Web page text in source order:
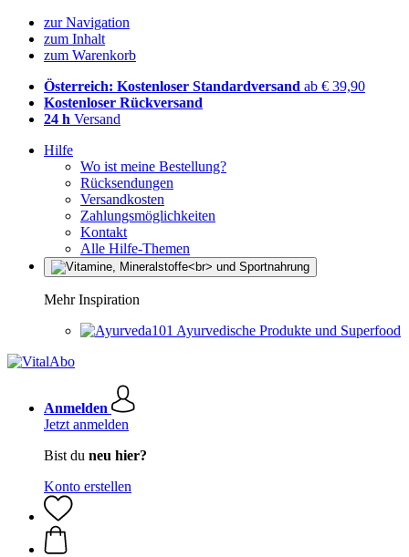
zur Navigation
zum Inhalt
zum Warenkorb
Österreich: Kostenloser Standardversand ab € 39,90
Kostenloser Rückversand
24 h Versand
Hilfe
Wo ist meine Bestellung?
Rücksendungen
Versandkosten
Zahlungsmöglichkeiten
Kontakt
Alle Hilfe-Themen
Mehr Inspiration
Ayurvedische Produkte und Superfood
Anmelden
Jetzt anmelden
Bist du neu hier?
Konto erstellen